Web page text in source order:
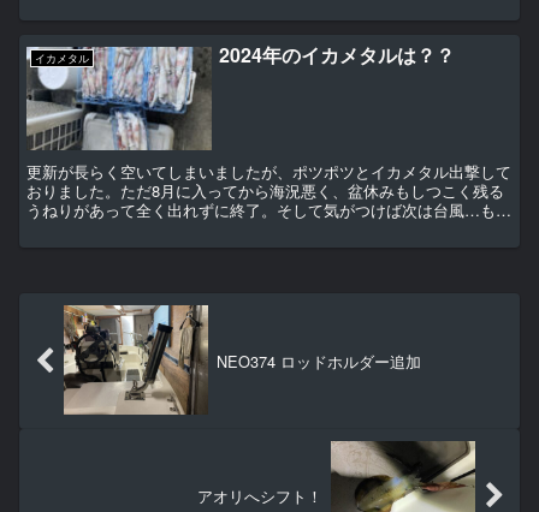
イカメタル 2024年のイカメタルは？？
更新が長らく空いてしまいましたが、ポツポツとイカメタル出撃して
おりました。ただ8月に入ってから海況悪く、盆休みもしつこく残る
うねりがあって全く出れずに終了。そして気がつけば次は台風…もう
NEO374 ロッドホルダー追加
アオリへシフト！